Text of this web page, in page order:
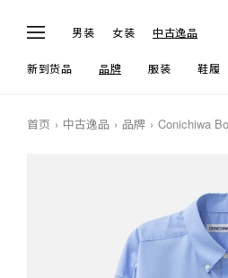
男装 女装 中古逸品
新到货品 品牌 服装 鞋履
首页 中古逸品 品牌 Conichiwa